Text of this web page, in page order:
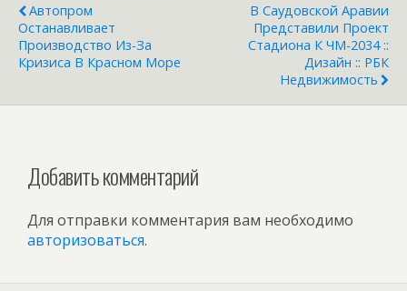
Автопром
Останавливает
Производство Из-За
Кризиса В Красном Море
В Саудовской Аравии
Представили Проект
Стадиона К ЧМ-2034 ::
Дизайн :: РБК
Недвижимость
Добавить комментарий
Для отправки комментария вам необходимо
авторизоваться.